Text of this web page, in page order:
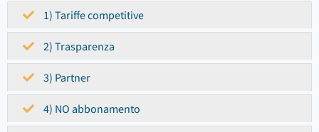
1) Tariffe competitive
2) Trasparenza
3) Partner
4) NO abbonamento